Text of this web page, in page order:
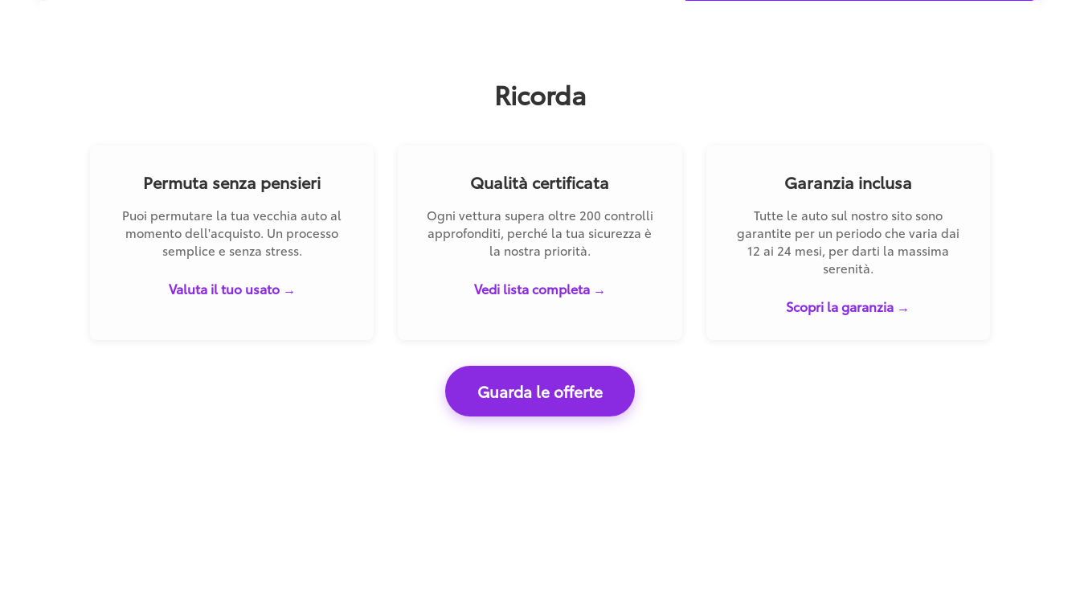
Ricorda
Permuta senza pensieri
Puoi permutare la tua vecchia auto al
momento dell'acquisto. Un processo
semplice e senza stress.
Valuta il tuo usato →
Qualità certificata
Ogni vettura supera oltre 200 controlli
approfonditi, perché la tua sicurezza è
la nostra priorità.
Vedi lista completa →
Garanzia inclusa
Tutte le auto sul nostro sito sono
garantite per un periodo che varia dai
12 ai 24 mesi, per darti la massima
serenità.
Scopri la garanzia →
Guarda le offerte